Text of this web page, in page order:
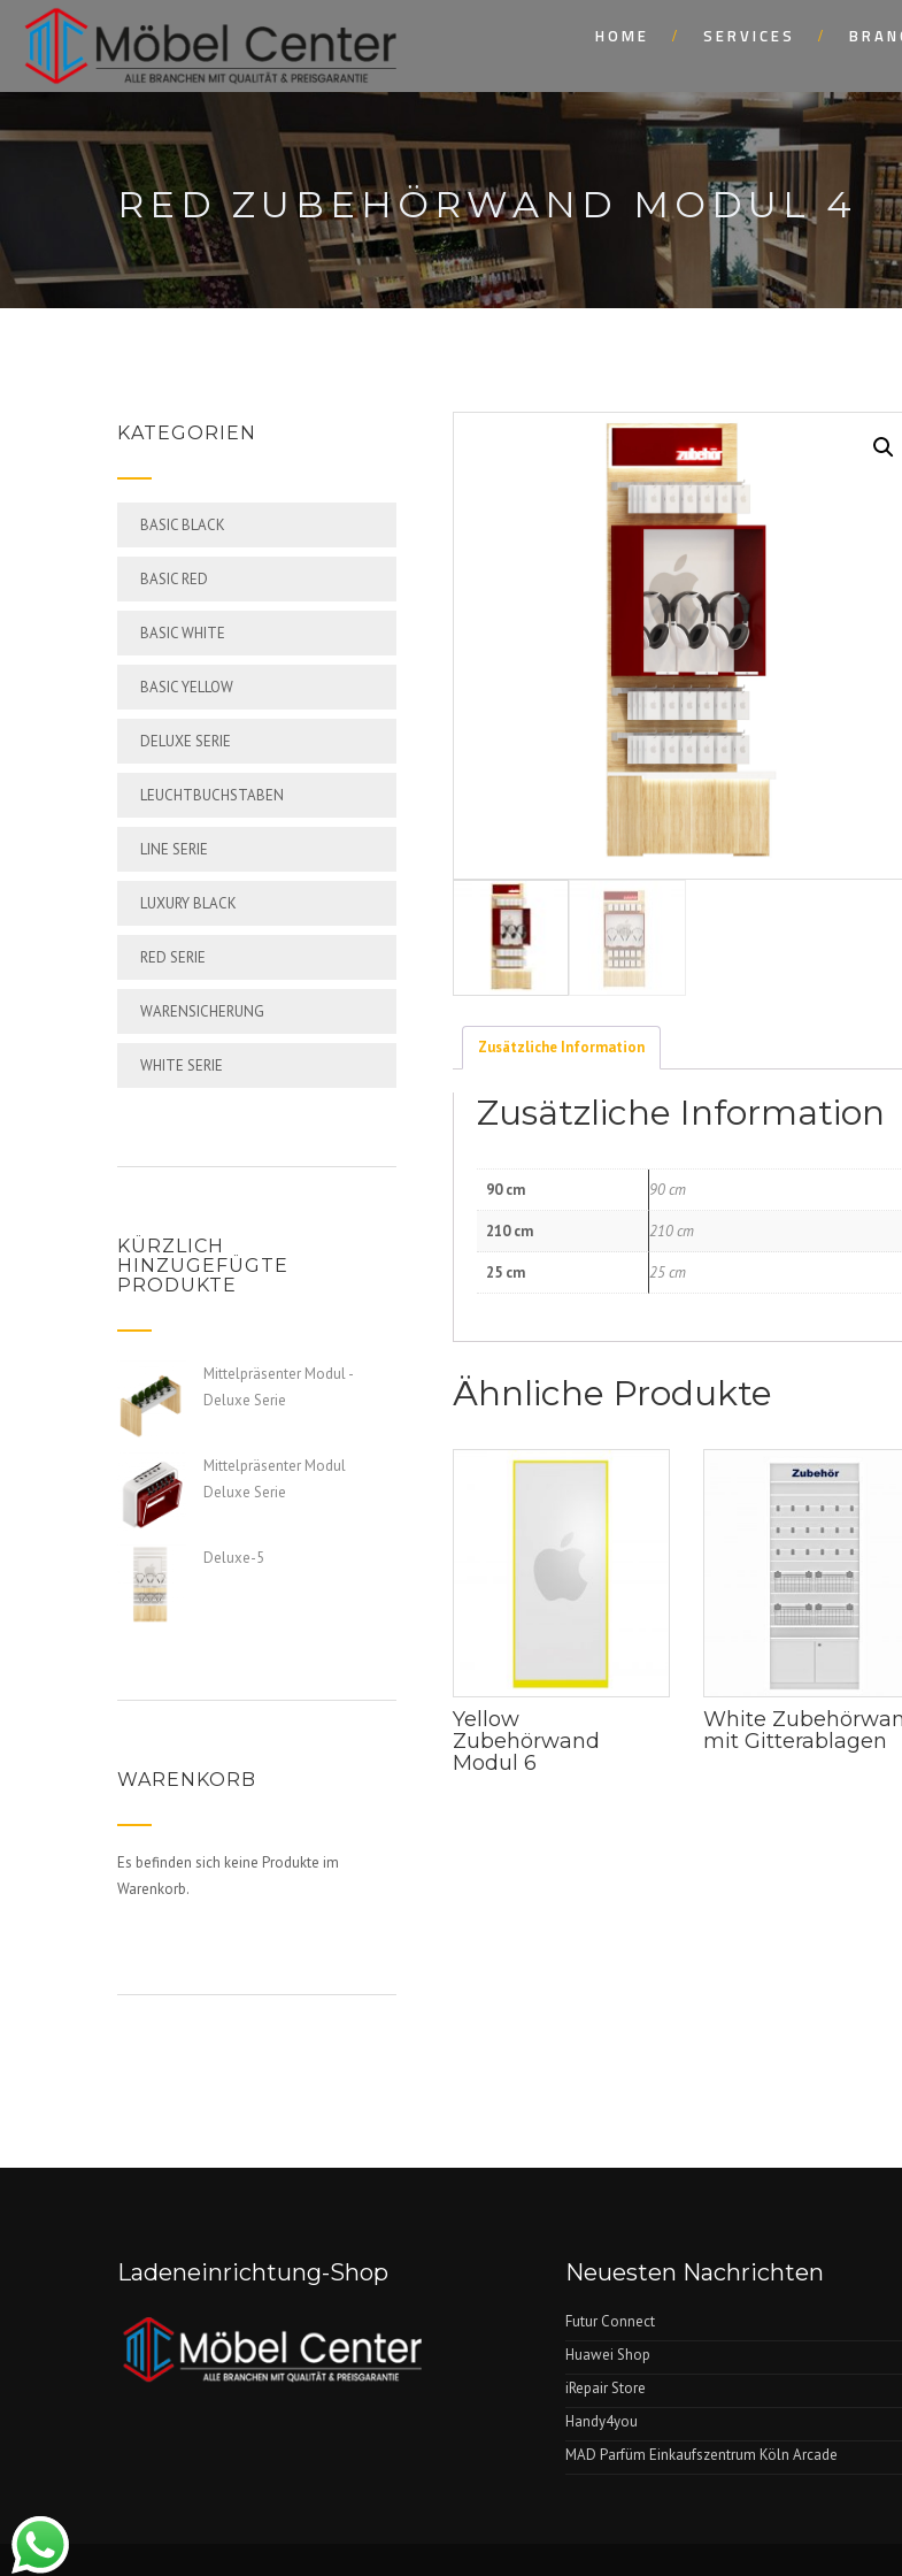
HOME SERVICES
RED ZUBEHÖRWAND MODUL 4
KATEGORIEN
BASIC BLACK
BASIC RED
BASIC WHITE
BASIC YELLOW
DELUXE SERIE
LEUCHTBUCHSTABEN
LINE SERIE
LUXURY BLACK
RED SERIE
WARENSICHERUNG
WHITE SERIE
KÜRZLICH
HINZUGEFÜGTE
PRODUKTE
Mittelpräsenter Modul -
Deluxe Serie
Mittelpräsenter Modul
Deluxe Serie
Deluxe-5
WARENKORB
Es befinden sich keine Produkte im
Warenkorb.
Zusätzliche Information
Zusätzliche Information
90 cm 90 cm
210 cm 210 cm
25 cm 25 cm
Ähnliche Produkte
Yellow
Zubehörwand
Modul 6
White
mit Gitterablagen
Ladeneinrichtung-Shop Neuesten Nachrichten
Futur Connect
Huawei Shop
iRepair Store
Handy4you
MAD Parfüm Einkaufszentrum Köln Arcade